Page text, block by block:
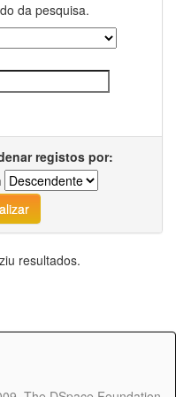
da pesquisa.
registos por:
resultados.